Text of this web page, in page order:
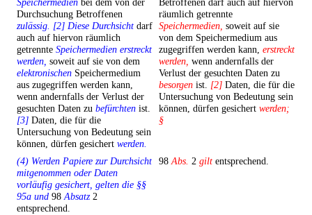
Speichermedien bei dem von der
Durchsuchung Betroffenen
zulässig. [2] Diese Durchsicht darf
auch auf hiervon räumlich
getrennte Speichermedien erstreckt
werden, soweit auf sie von dem
elektronischen Speichermedium
aus zugegriffen werden kann,
wenn andernfalls der Verlust der
gesuchten Daten zu befürchten ist.
[3] Daten, die für die
Untersuchung von Bedeutung sein
können, dürfen gesichert werden.
Betroffenen darf auch auf hiervon
räumlich getrennte
Speichermedien, soweit auf sie
von dem Speichermedium aus
zugegriffen werden kann, erstreckt
werden, wenn andernfalls der
Verlust der gesuchten Daten zu
besorgen ist. [2] Daten, die für die
Untersuchung von Bedeutung sein
können, dürfen gesichert werden;
§
(4) Werden Papiere zur Durchsicht
mitgenommen oder Daten
vorläufig gesichert, gelten die §§
95a und 98Absatz2
entsprechend.
98Abs. 2 gilt entsprechend.